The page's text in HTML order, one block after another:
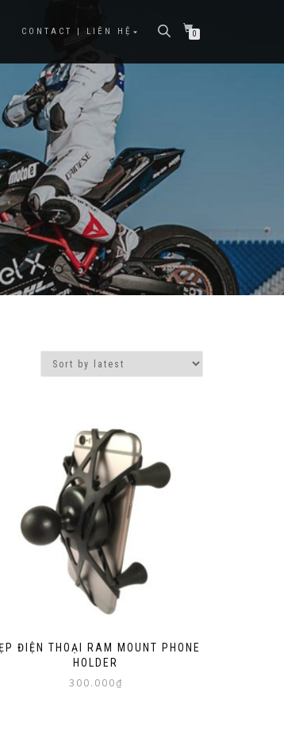
CONTACT | LIÊN HỆ 0
ĐIỆN THOẠI RAM MOUNT PHONE
HOLDER
300.000₫